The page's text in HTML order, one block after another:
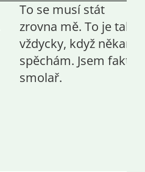
To se musí stát
zrovna mě. To je tak
vždycky, když někam
spěchám. Jsem fakt
smolař.